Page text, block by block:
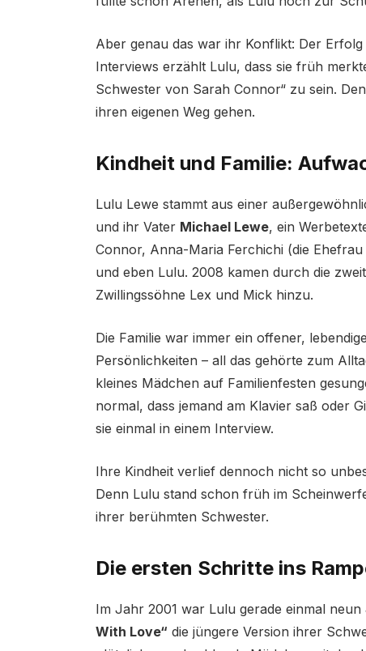
Aber genau das war ihr Konflikt: Der
Interviews erzählt Lulu, dass sie früh
Schwester von Sarah Connor“ zu sein.
ihren eigenen Weg gehen.
Kindheit und Familie:
Lulu Lewe stammt aus einer
und ihr Vater Michael Lewe, ein
Connor, Anna-Maria Ferchichi (die
und eben Lulu. 2008 kamen durch die
Zwillingssöhne Lex und Mick hinzu.
Die Familie war immer ein offener,
Persönlichkeiten – all das gehörte zum
kleines Mädchen auf Familienfesten
normal, dass jemand am Klavier saß oder
sie einmal in einem Interview.
Ihre Kindheit verlief dennoch nicht so
Denn Lulu stand schon früh im
ihrer berühmten Schwester.
Die ersten Schritte ins
Im Jahr 2001 war Lulu gerade einmal
With Love“ die jüngere Version ihrer